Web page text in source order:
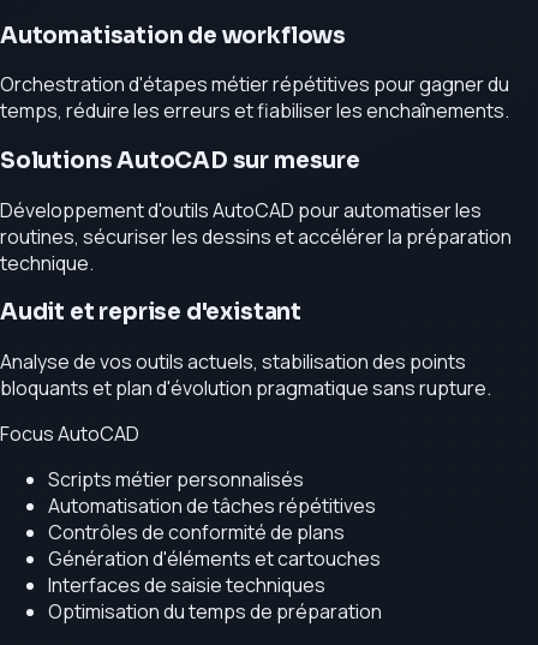
Automatisation de workflows
Orchestration d'étapes métier répétitives pour gagner du
temps, réduire les erreurs et fiabiliser les enchaînements.
Solutions AutoCAD sur mesure
Développement d'outils AutoCAD pour automatiser les
routines, sécuriser les dessins et accélérer la préparation
technique.
Audit et reprise d'existant
Analyse de vos outils actuels, stabilisation des points
bloquants et plan d'évolution pragmatique sans rupture.
Focus AutoCAD
Scripts métier personnalisés
Automatisation de tâches répétitives
Contrôles de conformité de plans
Génération d'éléments et cartouches
Interfaces de saisie techniques
Optimisation du temps de préparation